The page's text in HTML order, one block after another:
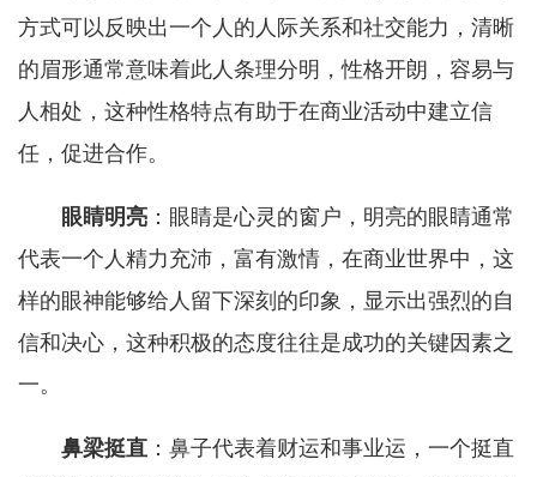
方式可以反映出一个人的人际关系和社交能力，清晰
的眉形通常意味着此人条理分明，性格开朗，容易与
人相处，这种性格特点有助于在商业活动中建立信
任，促进合作。
眼睛明亮 ：眼睛是心灵的窗户，明亮的眼睛通常
代表一个人精力充沛，富有激情，在商业世界中，这
样的眼神能够给人留下深刻的印象，显示出强烈的自
信和决心，这种积极的态度往往是成功的关键因素之
一。
鼻梁挺直 ：鼻子代表着财运和事业运，一个挺直